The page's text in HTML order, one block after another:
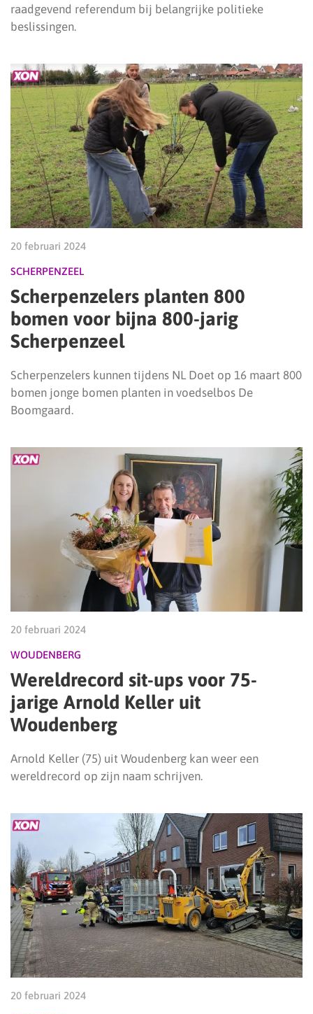
raadgevend referendum bij belangrijke politieke
beslissingen.
20 februari 2024
SCHERPENZEEL
Scherpenzelers planten 800
bomen voor bijna 800-jarig
Scherpenzeel
Scherpenzelers kunnen tijdens NL Doet op 16 maart 800
bomen jonge bomen planten in voedselbos De
Boomgaard.
20 februari 2024
WOUDENBERG
Wereldrecord sit-ups voor 75-
jarige Arnold Keller uit
Woudenberg
Arnold Keller (75) uit Woudenberg kan weer een
wereldrecord op zijn naam schrijven.
20 februari 2024